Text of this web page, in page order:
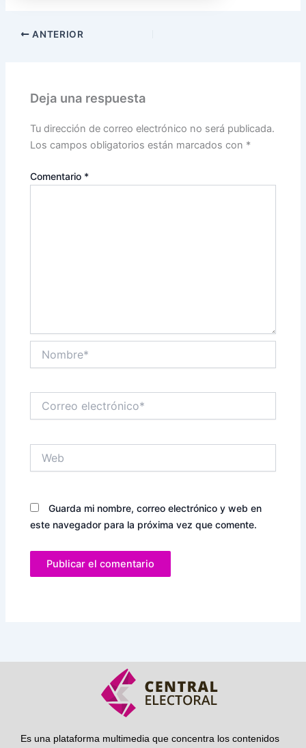
ANTERIOR
Deja una respuesta
Tu dirección de correo electrónico no será publicada.
Los campos obligatorios están marcados con *
Comentario *
electrónico*
Guarda mi nombre, correo electrónico y web en
este navegador para la próxima vez que comente.
Es una plataforma multimedia que concentra los contenidos